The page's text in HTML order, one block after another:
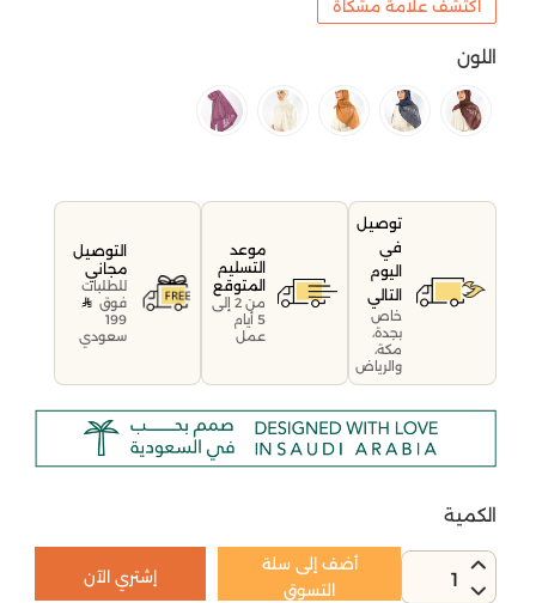
اكتشف علامة مشكاة
اللون
توصيل
في
اليوم
التالي
خاص
بجدة،
مكة،
والرياض
موعد
التسليم
المتوقع
من 2 إلى
5 أيام
عمل
التوصيل
مجاني
للطلبات
فوق
199
سعودي
الكمية
1
أضف إلى سلة
التسوق
إشتري الآن